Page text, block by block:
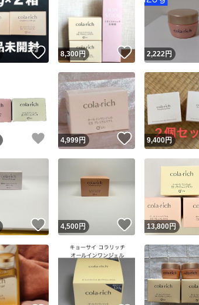
いいね！
8,300円 いいね！
2,222円
いいね！
4,999円 いいね！
9,400円
いいね！
4,500円 いいね！
13,800円